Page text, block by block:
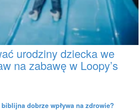
urodziny dziecka we
na zabawę w Loopy’s
dobrze wpływa na zdrowie?